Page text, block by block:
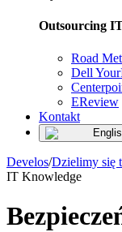
Outsourcing
Road
Dell
EReview
Kontakt
Develos/Dzielimy się
IT Knowledge